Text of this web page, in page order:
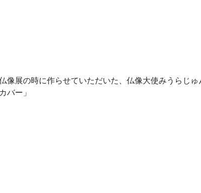
像展の時に作らせていただいた、仏像大使みうらじ
バー」